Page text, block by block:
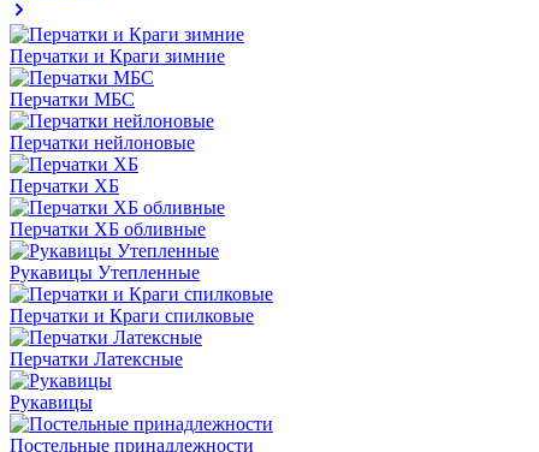
Перчатки и Краги зимние
Перчатки МБС
Перчатки нейлоновые
Перчатки ХБ
Перчатки ХБ обливные
Рукавицы Утепленные
Перчатки и Краги спилковые
Перчатки Латексные
Рукавицы
Постельные принадлежности